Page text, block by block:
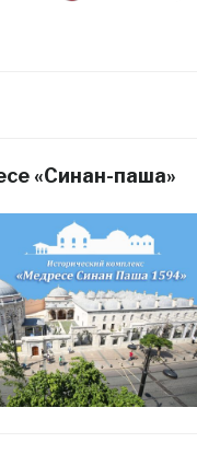
«Синан-паша»